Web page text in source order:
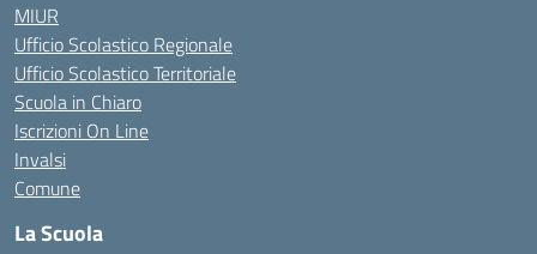
MIUR
Ufficio Scolastico Regionale
Ufficio Scolastico Territoriale
Scuola in Chiaro
Iscrizioni On Line
Invalsi
Comune
La Scuola